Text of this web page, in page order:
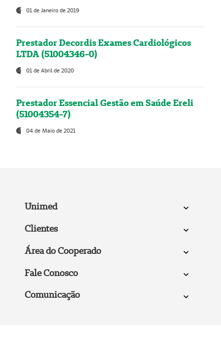
01 de Janeiro de 2019
Prestador Decordis Exames Cardiológicos
LTDA (51004346-0)
01 de Abril de 2020
Prestador Essencial Gestão em Saúde Ereli
(51004354-7)
04 de Maio de 2021
Unimed
Clientes
Área do Cooperado
Fale Conosco
Comunicação